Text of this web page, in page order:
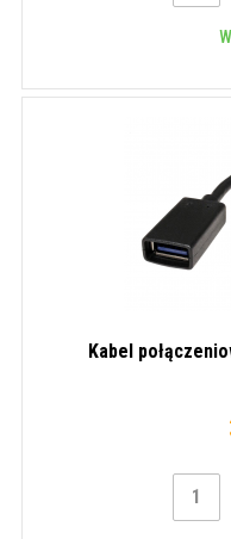
Kabel